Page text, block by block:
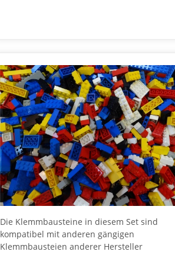
Die Klemmbausteine in diesem Set sind
kompatibel mit anderen gängigen
Klemmbausteien anderer Hersteller